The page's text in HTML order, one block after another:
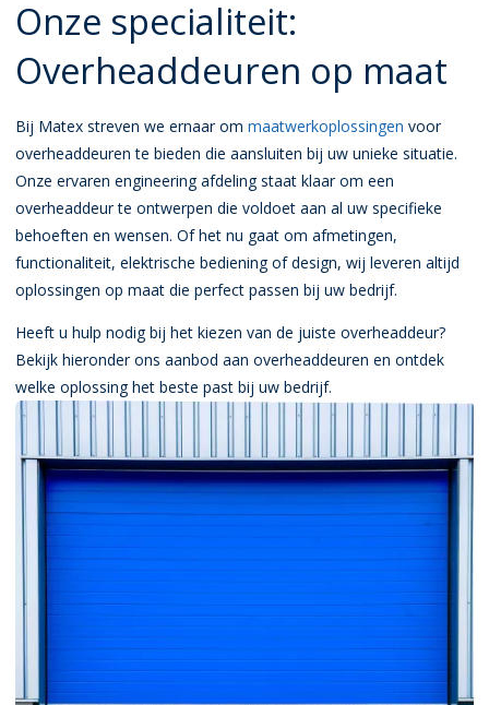
Onze specialiteit:
Overheaddeuren op maat
Bij Matex streven we ernaar om maatwerkoplossingen voor
overheaddeuren te bieden die aansluiten bij uw unieke situatie.
Onze ervaren engineering afdeling staat klaar om een
overheaddeur te ontwerpen die voldoet aan al uw specifieke
behoeften en wensen. Of het nu gaat om afmetingen,
functionaliteit, elektrische bediening of design, wij leveren altijd
oplossingen op maat die perfect passen bij uw bedrijf.
Heeft u hulp nodig bij het kiezen van de juiste overheaddeur?
Bekijk hieronder ons aanbod aan overheaddeuren en ontdek
welke oplossing het beste past bij uw bedrijf.